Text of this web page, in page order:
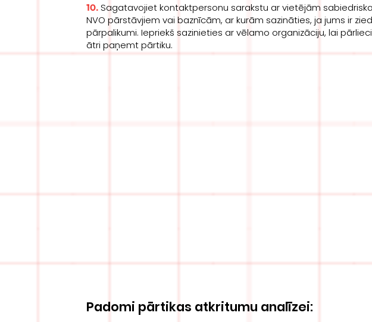
10. Sagatavojiet kontaktpersonu sarakstu ar vietējām
NVO pārstāvjiem vai baznīcām, ar kurām sazināties, ja jums ir
pārpalikumi. Iepriekš sazinieties ar vēlamo organizāciju, lai
ātri paņemt pārtiku.
Padomi pārtikas atkritumu analīzei: